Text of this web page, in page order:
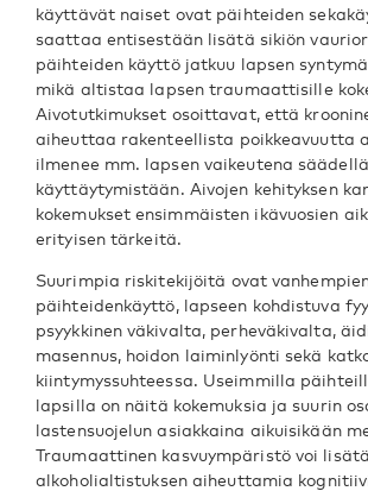
käyttävät naiset ovat päihteiden
saattaa entisestään lisätä sikiön
päihteiden käyttö jatkuu lapsen
mikä altistaa lapsen traumaattisille
Aivotutkimukset osoittavat, että
aiheuttaa rakenteellista poikkeavuutta
ilmenee mm. lapsen vaikeutena
käyttäytymistään. Aivojen kehityksen
kokemukset ensimmäisten ikävuosien
erityisen tärkeitä.
Suurimpia riskitekijöitä ovat
päihteidenkäyttö, lapseen kohdistuva
psyykkinen väkivalta, perheväkivalta,
masennus, hoidon laiminlyönti sekä
kiintymyssuhteessa. Useimmilla
lapsilla on näitä kokemuksia ja suurin
lastensuojelun asiakkaina aikuisikään
Traumaattinen kasvuympäristö voi
alkoholialtistuksen aiheuttamia